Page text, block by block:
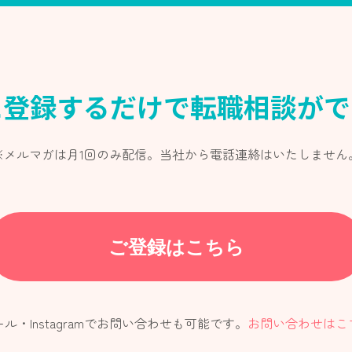
登録するだけで転職相談が
ルマガは月1回のみ配信。当社から電話連絡はいたしません
ご登録はこちら
ル・Instagramでお問い合わせも可能です。 お問い合わせはこ